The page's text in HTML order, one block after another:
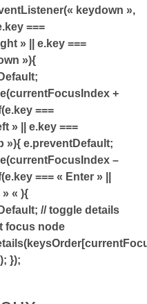
keydown »,
===
» || e.key ===
»){
+
===
» || e.key ===
»){ e.preventDefault;
–
=== « Enter » ||
« ){
// toggle details
focus node
});